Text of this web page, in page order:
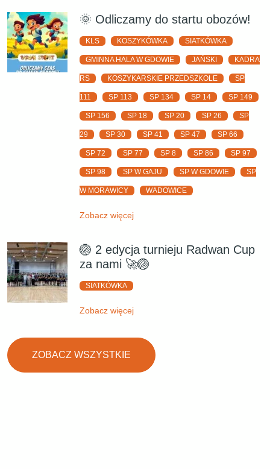
🌞 Odliczamy do startu obozów!
KLS KOSZYKÓWKA SIATKÓWKA
GMINNA HALA W GDOWIE JAŃSKI KADRA
RS KOSZYKARSKIE PRZEDSZKOLE SP
111 SP 113 SP 134 SP 14 SP 149
SP 156 SP 18 SP 20 SP 26 SP
29 SP 30 SP 41 SP 47 SP 66
SP 72 SP 77 SP 8 SP 86 SP 97
SP 98 SP W GAJU SP W GDOWIE SP
W MORAWICY WADOWICE
Zobacz więcej
🏐 2 edycja turnieju Radwan Cup
za nami 🚀🏐
SIATKÓWKA
Zobacz więcej
ZOBACZ WSZYSTKIE